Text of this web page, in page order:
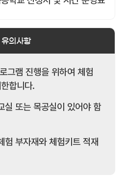
유의사항
그램 진행을 위하여 체험
합니다.
실 또는 목공실이 있어야 함
험 부자재와 체험키트 적재